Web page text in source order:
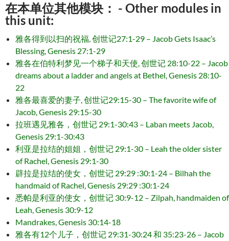
在本单位其他模块： - Other modules in
this unit:
雅各得到以扫的祝福, 创世记27:1-29 – Jacob Gets Isaac’s
Blessing, Genesis 27:1-29
雅各在伯特利梦见一个梯子和天使, 创世记 28:10-22 – Jacob
dreams about a ladder and angels at Bethel, Genesis 28:10-
22
雅各最喜爱的妻子, 创世记29:15-30 – The favorite wife of
Jacob, Genesis 29:15-30
拉班遇见雅各，创世记 29:1-30:43 – Laban meets Jacob,
Genesis 29:1-30:43
利亚是拉结的姐姐，创世记 29:1-30 – Leah the older sister
of Rachel, Genesis 29:1-30
辟拉是拉结的使女，创世记 29:29 :30:1-24 – Bilhah the
handmaid of Rachel, Genesis 29:29 :30:1-24
悉帕是利亚的使女，创世记 30:9-12 – Zilpah, handmaiden of
Leah, Genesis 30:9-12
Mandrakes, Genesis 30:14-18
雅各有12个儿子，创世记 29:31-30:24 和 35:23-26 – Jacob